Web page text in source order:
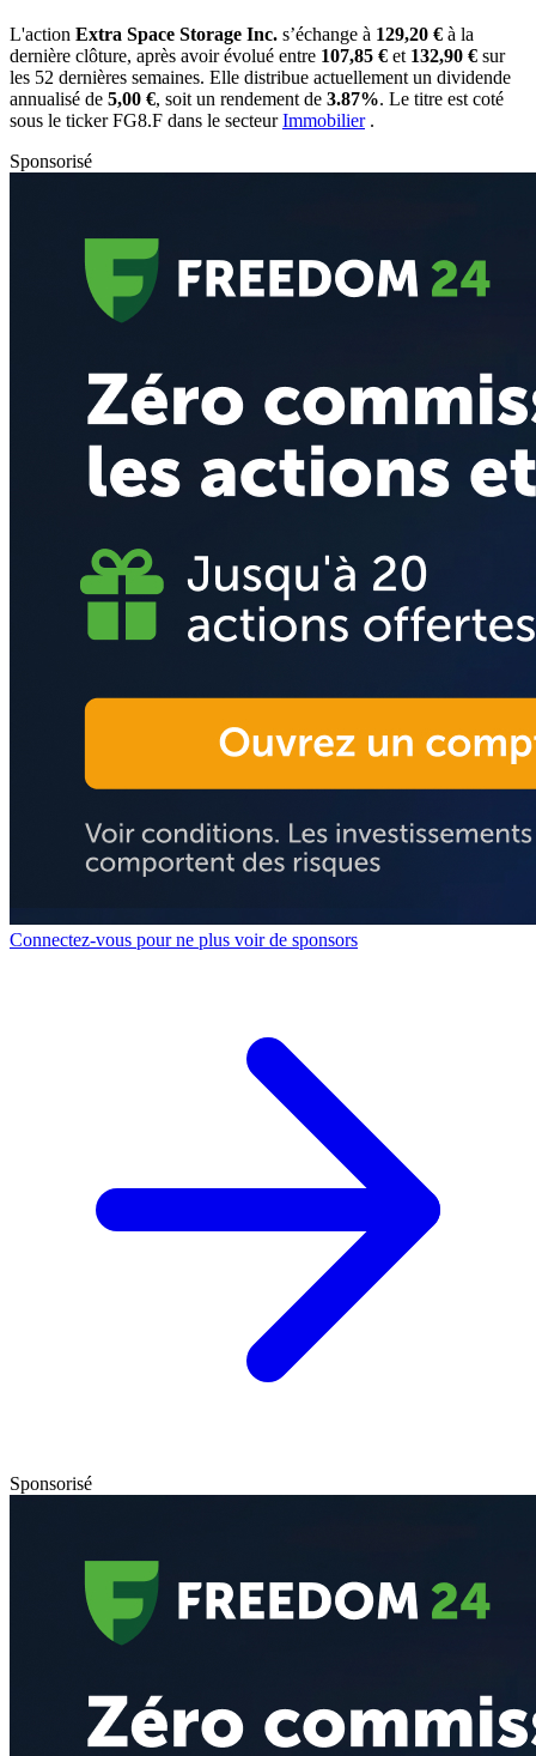
L'action Extra Space Storage Inc. s’échange à 129,20 € à la
dernière clôture, après avoir évolué entre 107,85 € et 132,90 € sur
les 52 dernières semaines. Elle distribue actuellement un dividende
annualisé de 5,00 €, soit un rendement de 3.87%. Le titre est coté
sous le tickerFG8.F dans le secteurImmobilier.
Sponsorisé
Connectez-vous pour ne plus voir de sponsors
Sponsorisé